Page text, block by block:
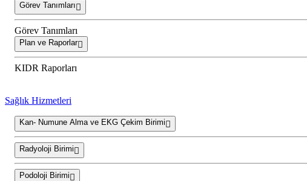
Görev Tanımları
Görev Tanımları
Plan ve Raporlar
KIDR Raporları
Sağlık Hizmetleri
Kan- Numune Alma ve EKG Çekim Birimi
Radyoloji Birimi
Podoloji Birimi